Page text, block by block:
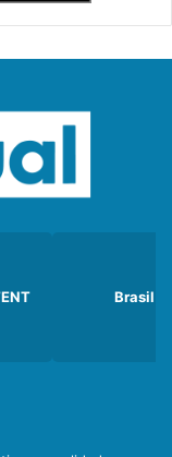
Brasil